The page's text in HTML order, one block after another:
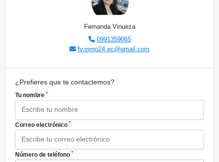
Fernanda Vinueza
0991359065
fv.inmo24.ec@gmail.com
¿Prefieres que te contactemos?
Tu nombre *
Correo electrónico *
Número de teléfono *